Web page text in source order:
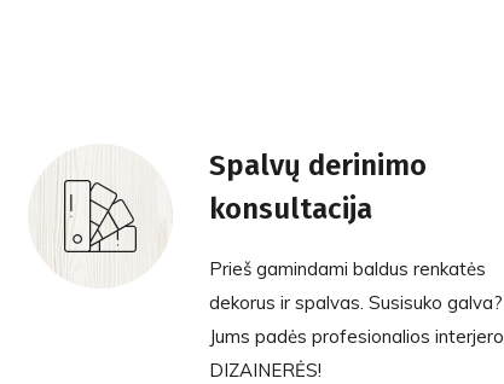
Spalvų derinimo
konsultacija
Prieš gamindami baldus renkatės
dekorus ir spalvas. Susisuko galva?
Jums padės profesionalios interjero
DIZAINERĖS!